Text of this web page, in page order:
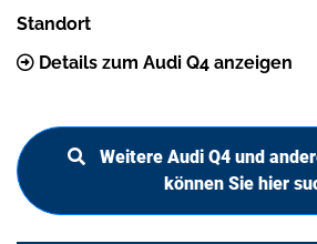
Standort
Details zum Audi Q4 anzeigen
Weitere Audi Q4 und
können Sie hier